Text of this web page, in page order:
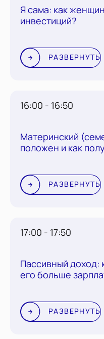
Я сама: как
инвестиций?
РАЗВЕРНУТЬ
16:00 - 16:50
Материнский
положен и как
РАЗВЕРНУТЬ
17:00 - 17:50
Пассивный доход:
его больше
РАЗВЕРНУТЬ